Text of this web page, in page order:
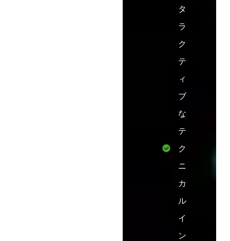
タ
ラ
ク
テ
ィ
ブ
な
テ
ク
ニ
カ
ル
イ
ン